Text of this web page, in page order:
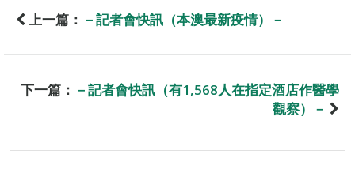
上一篇： －記者會快訊（本澳最新疫情）－
下一篇： －記者會快訊（有1,568人在指定酒店作醫學
觀察）－